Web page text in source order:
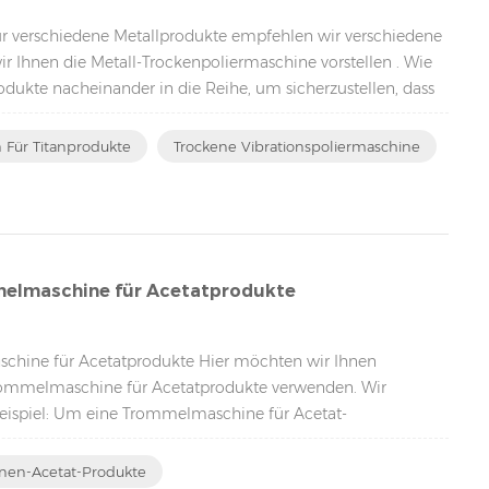
verschiedene Metallprodukte empfehlen wir verschiedene
Ihnen die Metall-Trockenpoliermaschine vorstellen . Wie
nacheinander in die Reihe, um sicherzustellen, dass
Für Titanprodukte Trockene Vibrationspoliermaschine
für Acetatprodukte
für Acetatprodukte Hier möchten wir Ihnen
für Acetatprodukte verwenden. Wir
Um eine Trommelmaschine für Acetat-
Zustand ist. Legen Sie zwei...
Acetat-Produkte